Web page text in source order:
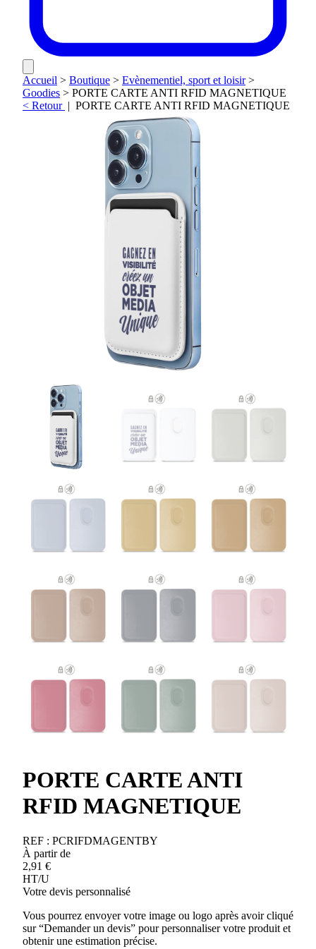
Accueil > Boutique > Evènementiel, sport et loisir>
Goodies > PORTE CARTE ANTI RFID MAGNETIQUE
< Retour | PORTE CARTE ANTI RFID MAGNETIQUE
PORTE CARTE ANTI
RFID MAGNETIQUE
REF : PCRIFDMAGENTBY
À partir de
2,91 €
HT/U
Votre devis personnalisé
Vous pourrez envoyer votre image ou logo après avoir cliqué
sur “Demander un devis” pour personnaliser votre produit et
obtenir une estimation précise.